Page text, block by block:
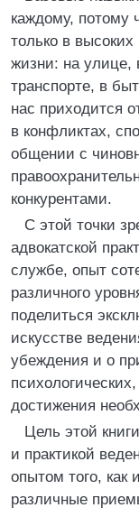
каждому, потому
только в
жизни: на улице,
транспорте, в
нас приходится
в конфликтах,
общении с
конкурентами.
С этой точки
адвокатской
службе, опыт
различного
поделиться
искусстве
убеждения и о
достижения
Цель этой
и практикой
опытом того, как
различные